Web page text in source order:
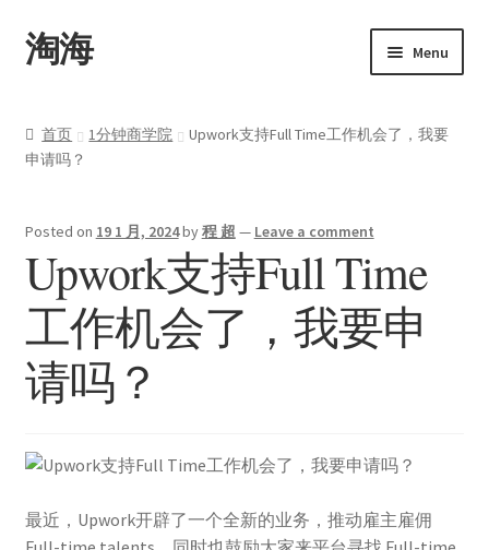
淘海 Menu
关于
Upwork
博客
联系
我的帐户
登录
首页 1分钟商学院
Upwork支持Full Time工作机会了，我要
申请吗？
Posted on 19 1 月, 2024by程 超 — Leave a comment
Upwork支持Full Time
工作机会了，我要申
请吗？
最近，Upwork开辟了一个全新的业务，推动雇主雇佣